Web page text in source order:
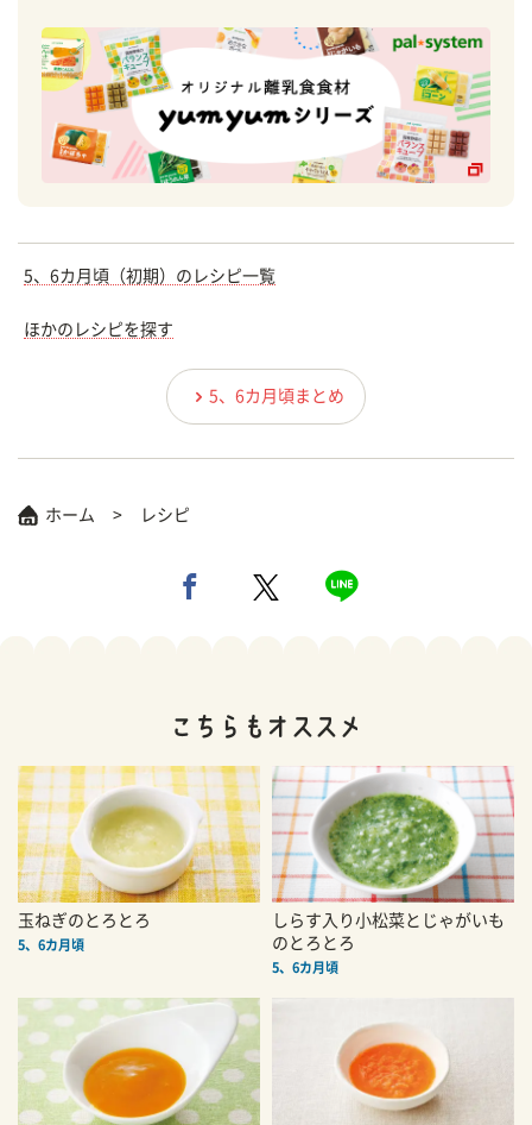
5、6カ月頃（初期）のレシピ一覧
ほかのレシピを探す
5、6カ月頃まとめ
ホーム レシピ
玉ねぎのとろとろ
5、6カ月頃
しらす入り小松菜とじゃがいも
のとろとろ
5、6カ月頃